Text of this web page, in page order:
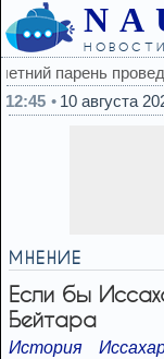
что его судили
12:45
10 августа
МНЕНИЕ
Если бы
Бейтара
История